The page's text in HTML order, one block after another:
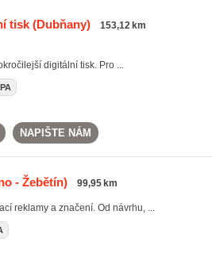
tisk(Dubňany) 153,12 km
digitální tisk. Pro ...
NAPIŠTE NÁM
- Žebětín) 99,95 km
reklamy a značení. Od návrhu, ...